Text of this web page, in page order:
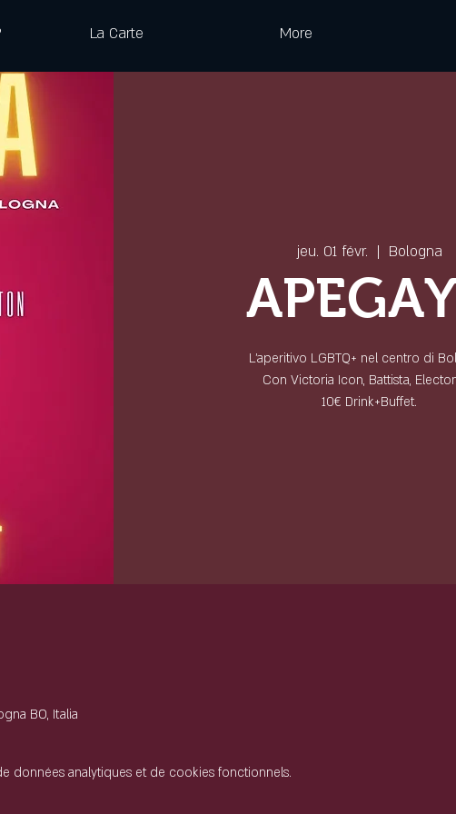
La Carte More
jeu. 01 févr.
  |
Bologna
L'aperitivo LGBTQ+ nel centro di
Con Victoria Icon, Battista,
10€ Drink+Buffet.
BO, Italia
données analytiques et de cookies fonctionnels.